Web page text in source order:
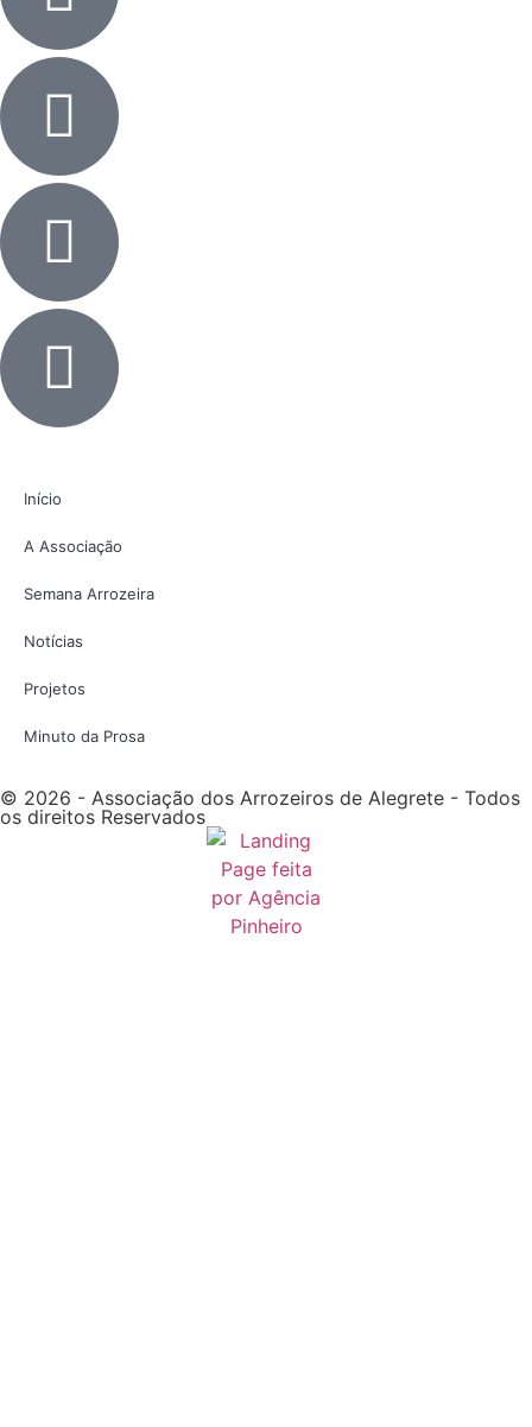
Início
A Associação
Semana Arrozeira
Notícias
Projetos
Minuto da Prosa
© 2026 - Associação dos Arrozeiros de Alegrete - Todos
os direitos Reservados